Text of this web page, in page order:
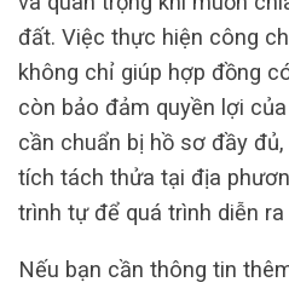
đất. Việc thực hiện công
không chỉ giúp hợp đồng
còn bảo đảm quyền lợi
cần chuẩn bị hồ sơ đầy
tích tách thửa tại địa
trình tự để quá trình diễn ra
Nếu bạn cần thông tin